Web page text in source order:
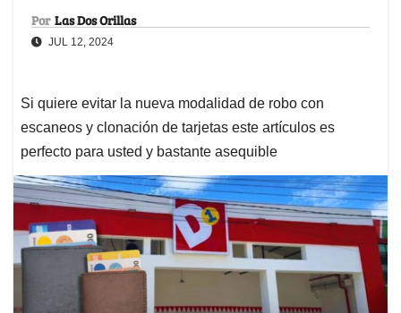
Por Las Dos Orillas
JUL 12, 2024
Si quiere evitar la nueva modalidad de robo con
escaneos y clonación de tarjetas este artículos es
perfecto para usted y bastante asequible